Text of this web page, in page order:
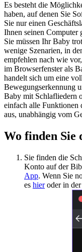
Es besteht die
haben, auf denen Sie
Sie nur einen
Ihnen seinen Computer
Sie müssen Ihr Baby
wenige Szenarien, in
empfehlen nach wie
im Browserfenster als
handelt sich um eine
Bewegungserkennung
Baby mit Schlafliedern
einfach alle Funktionen
aus, unabhängig vom
Wo finden Sie
Sie finden die
Konto auf der
App. Wenn Sie
es hieroder in der